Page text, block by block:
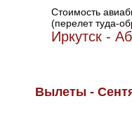
Стоимость
(перелет туда-
Иркутск -
Вылеты -